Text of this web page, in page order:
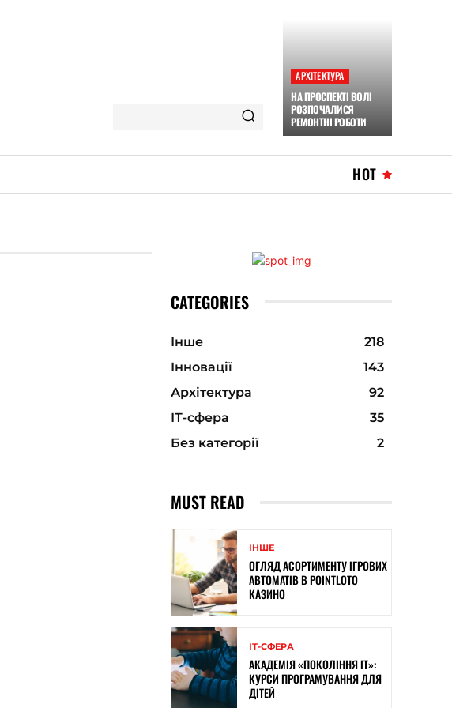
АРХІТЕКТУРА
НА ПРОСПЕКТІ ВОЛІ
РОЗПОЧАЛИСЯ
РЕМОНТНІ РОБОТИ
HOT
CATEGORIES
Інше
218
Інновації
143
Архітектура
92
ІТ-сфера
35
Без категорії
2
MUST READ
ІНШЕ
ОГЛЯД АСОРТИМЕНТУ ІГРОВИХ
АВТОМАТІВ В POINTLOTO
КАЗИНО
ІТ-СФЕРА
АКАДЕМІЯ «ПОКОЛІННЯ ІТ»:
КУРСИ ПРОГРАМУВАННЯ ДЛЯ
ДІТЕЙ